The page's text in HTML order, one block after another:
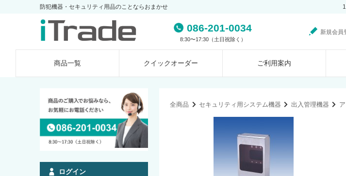
防犯機器・セキュリティ用品のことならおまかせ
086-201-0034
8:30〜17:30（土日祝除く）
新規会員
商品一覧 クイックオーダー ご利用案内
全商品 セキュリティ用システム機器 出入管理機器
ログイン